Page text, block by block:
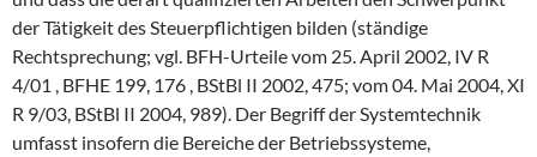
der Tätigkeit des Steuerpflichtigen bilden (ständige
Rechtsprechung; vgl. BFH-Urteile vom 25. April 2002, IV R
4/01 , BFHE 199, 176 , BStBl II 2002, 475; vom 04. Mai 2004, XI
R 9/03, BStBl II 2004, 989). Der Begriff der Systemtechnik
umfasst insofern die Bereiche der Betriebssysteme,